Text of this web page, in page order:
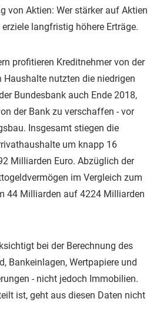
von Aktien: Wer stärker auf Aktien
langfristig höhere Erträge.
profitieren Kreditnehmer von der
nutzten die niedrigen
Bundesbank auch Ende 2018,
der Bank zu verschaffen - vor
Insgesamt stiegen die
um knapp 16
Milliarden Euro. Abzüglich der
im Vergleich zum
44 Milliarden auf 4224 Milliarden
bei der Berechnung des
Bankeinlagen, Wertpapiere und
- nicht jedoch Immobilien.
ist, geht aus diesen Daten nicht